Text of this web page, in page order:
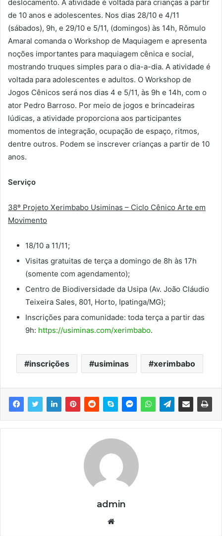
deslocamento. A atividade é voltada para crianças a partir
de 10 anos e adolescentes. Nos dias 28/10 e 4/11
(sábados), 9h, e 29/10 e 5/11, (domingos) às 14h, Rômulo
Amaral comanda o Workshop de Maquiagem e apresenta
noções importantes para maquiagem cênica e social,
mostrando truques simples para o dia-a-dia. A atividade é
voltada para adolescentes e adultos. O Workshop de
Jogos Cênicos será nos dias 4 e 5/11, às 9h e 14h, com o
ator Pedro Barroso. Por meio de jogos e brincadeiras
lúdicas, a atividade proporciona aos participantes
momentos de integração, ocupação de espaço, ritmos,
dentre outros. Podem se inscrever crianças a partir de 10
anos.
Serviço
38º Projeto Xerimbabo Usiminas – Ciclo Cênico Arte em
Movimento
18/10 a 11/11;
Visitas gratuitas de terça a domingo de 8h às 17h
(somente com agendamento);
Centro de Biodiversidade da Usipa (Av. João Cláudio
Teixeira Sales, 801, Horto, Ipatinga/MG);
Inscrições para comunidade: toda terça a partir das
9h: https://usiminas.com/xerimbabo.
inscrições usiminas xerimbabo
admin